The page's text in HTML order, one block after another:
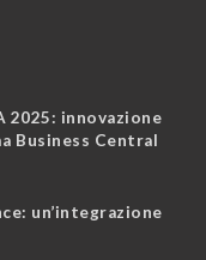
2025: innovazione
Business Central
un’integrazione